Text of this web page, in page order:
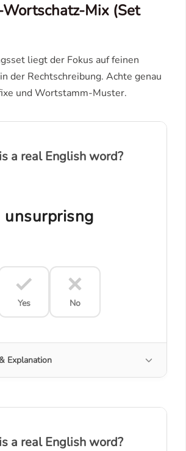
Mix (Set
liegt der Fokus auf feinen
der Rechtschreibung. Achte genau
und Wortstamm-Muster.
a real English word?
unsurprisng
Yes No
Explanation
a real English word?